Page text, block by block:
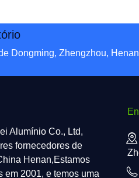
Dongming, Zhengzhou, Henan
Alumínio Co., Ltd,
fornecedores de
Henan,Estamos
em 2001, e temos uma